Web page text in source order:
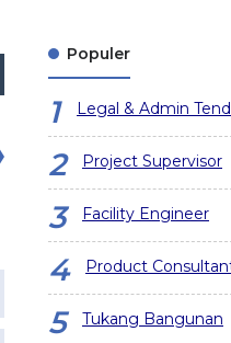
Populer
Legal & Admin
Project Supervisor
Facility Engineer
Product
Tukang Bangunan